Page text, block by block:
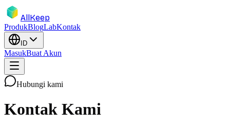
AllKeep
ProdukBlogLabKontak
ID
MasukBuat Akun
Hubungi kami
Kontak Kami